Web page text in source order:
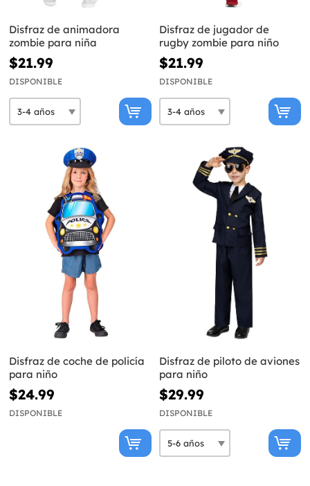
Disfraz de animadora
zombie para niña
$21.99
DISPONIBLE
Disfraz de jugador de
rugby zombie para niño
$21.99
DISPONIBLE
Disfraz de coche de policía
para niño
$24.99
DISPONIBLE
Disfraz de piloto de aviones
para niño
$29.99
DISPONIBLE